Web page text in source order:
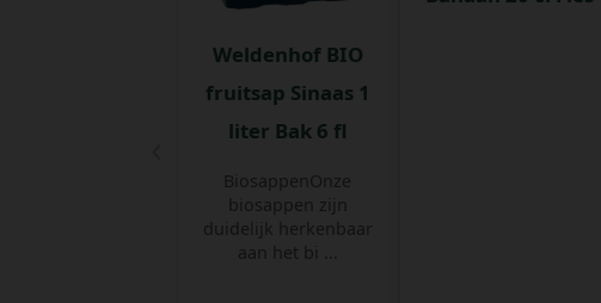
Weldenhof BIO
fruitsap Sinaas 1
liter Bak 6 fl
BiosappenOnze
biosappen zijn
duidelijk herkenbaar
aan het bi ...